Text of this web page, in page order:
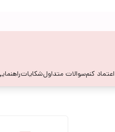
کنمسوالات متداولشکایات